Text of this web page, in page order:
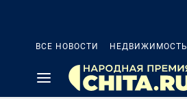
ВСЕ НОВОСТИ НЕДВИЖИМОСТЬ